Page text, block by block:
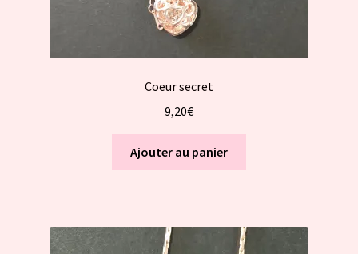
Coeur secret
9,20€
Ajouter au panier